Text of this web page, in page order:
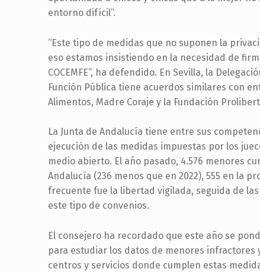
entorno difícil”.
“Este tipo de medidas que no suponen la
eso estamos insistiendo en la necesidad de
COCEMFE”, ha defendido. En Sevilla, la
Función Pública tiene acuerdos similares con
Alimentos, Madre Coraje y la Fundación
La Junta de Andalucía tiene entre sus
ejecución de las medidas impuestas por los
medio abierto. El año pasado, 4.576 menores
Andalucía (236 menos que en 2022), 555 en la
frecuente fue la libertad vigilada, seguida de
este tipo de convenios.
El consejero ha recordado que este año se
para estudiar los datos de menores infractores
centros y servicios donde cumplen estas